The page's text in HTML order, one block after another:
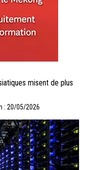
misent de plus
: 20/05/2026